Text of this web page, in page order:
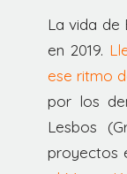
La vida de
en 2019.
ese ritmo
por los
Lesbos
proyectos